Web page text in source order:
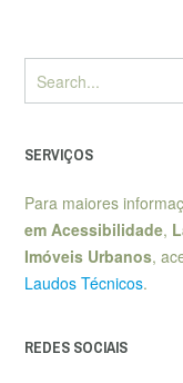
SERVIÇOS
Para maiores
em Acessibilidade,
Imóveis Urbanos,
Laudos Técnicos.
REDES SOCIAIS